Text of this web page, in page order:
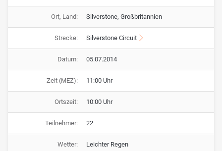
Ort, Land: Silverstone, Großbritannien
Strecke: Silverstone Circuit
Datum: 05.07.2014
Zeit (MEZ): 11:00 Uhr
Ortszeit: 10:00 Uhr
Teilnehmer: 22
Wetter: Leichter Regen